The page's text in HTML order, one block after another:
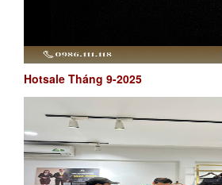
Hotsale Tháng 9-2025